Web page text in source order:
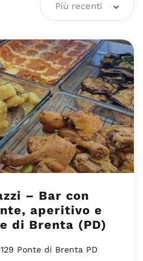
Più recenti
– Bar con
aperitivo e
di Brenta (PD)
Ponte di Brenta PD